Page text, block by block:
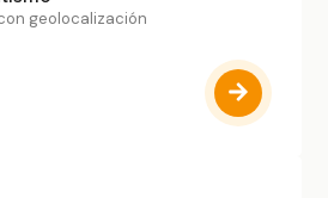
geolocalización